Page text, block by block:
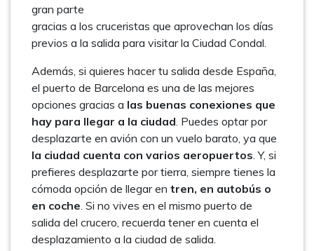
gran parte
gracias a los cruceristas que aprovechan los días
previos a la salida para visitar la Ciudad Condal.
Además, si quieres hacer tu salida desde España,
el puerto de Barcelona es una de las mejores
opciones gracias a las buenas conexiones que
hay para llegar a la ciudad. Puedes optar por
desplazarte en avión con un vuelo barato, ya que
la ciudad cuenta con varios aeropuertos. Y, si
prefieres desplazarte por tierra, siempre tienes la
cómoda opción de llegar en tren, en autobús o
en coche. Si no vives en el mismo puerto de
salida del crucero, recuerda tener en cuenta el
desplazamiento a la ciudad de salida.